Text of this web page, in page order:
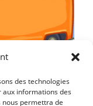
des technologies
aux informations des
nous permettra de